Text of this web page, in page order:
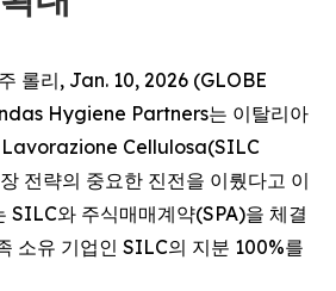
롤리, Jan. 10, 2026 (GLOBE
Hygiene Partners는 이탈리아
Cellulosa(SILC
전략의 중요한 진전을 이뤘다고 이
SILC와 주식매매계약(SPA)을 체결
소유 기업인 SILC의 지분 100%를